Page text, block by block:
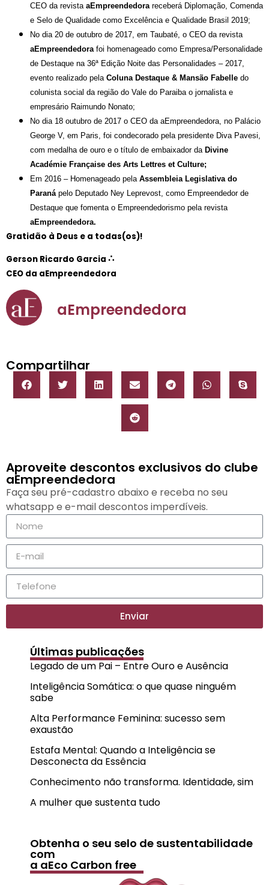
CEO da revista aEmpreendedora receberá Diplomação, Comenda
e Selo de Qualidade como Excelência e Qualidade Brasil 2019;
No dia 20 de outubro de 2017, em Taubaté, o CEO da revista
aEmpreendedora foi homenageado como Empresa/Personalidade
de Destaque na 36ª Edição Noite das Personalidades – 2017,
evento realizado pela Coluna Destaque & Mansão Fabelle do
colunista social da região do Vale do Paraiba o jornalista e
empresário Raimundo Nonato;
No dia 18 outubro de 2017 o CEO da aEmpreendedora, no Palácio
George V, em Paris, foi condecorado pela presidente Diva Pavesi,
com medalha de ouro e o título de embaixador da Divine
Académie Française des Arts Lettres et Culture;
Em 2016 – Homenageado pela Assembleia Legislativa do
Paraná pelo Deputado Ney Leprevost, como Empreendedor de
Destaque que fomenta o Empreendedorismo pela revista
aEmpreendedora.
Gratidão à Deus e a todas(os)!
Gerson Ricardo Garcia ∴
CEO da aEmpreendedora
aEmpreendedora
Compartilhar
Aproveite descontos exclusivos do clube
aEmpreendedora
Faça seu pré-cadastro abaixo e receba no seu
whatsapp e e-mail descontos imperdíveis.
Enviar
Últimas publicações
Legado de um Pai – Entre Ouro e Ausência
Inteligência Somática: o que quase ninguém
sabe
Alta Performance Feminina: sucesso sem
exaustão
Estafa Mental: Quando a Inteligência se
Desconecta da Essência
Conhecimento não transforma. Identidade, sim
A mulher que sustenta tudo
Obtenha o seu selo de sustentabilidade
com
a aEco Carbon free